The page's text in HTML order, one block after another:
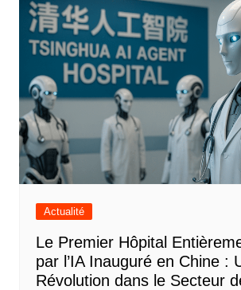
Actualité
Le Premier Hôpital
par l’IA Inauguré en Chine :
Révolution dans le Secteur